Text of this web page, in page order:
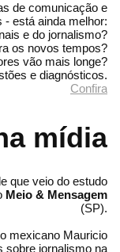
de comunicação e
- está ainda melhor:
e do jornalismo?
os novos tempos?
vão mais longe?
e diagnósticos.
Confira
mídia
que veio do estudo
Meio & Mensagem
(SP).
mexicano Mauricio
sobre jornalismo na